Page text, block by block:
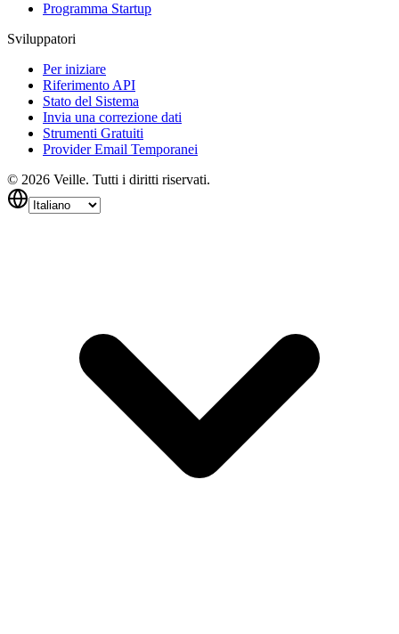
Programma Startup
Sviluppatori
Per iniziare
Riferimento API
Stato del Sistema
Invia una correzione dati
Strumenti Gratuiti
Provider Email Temporanei
© 2026 Veille. Tutti i diritti riservati.